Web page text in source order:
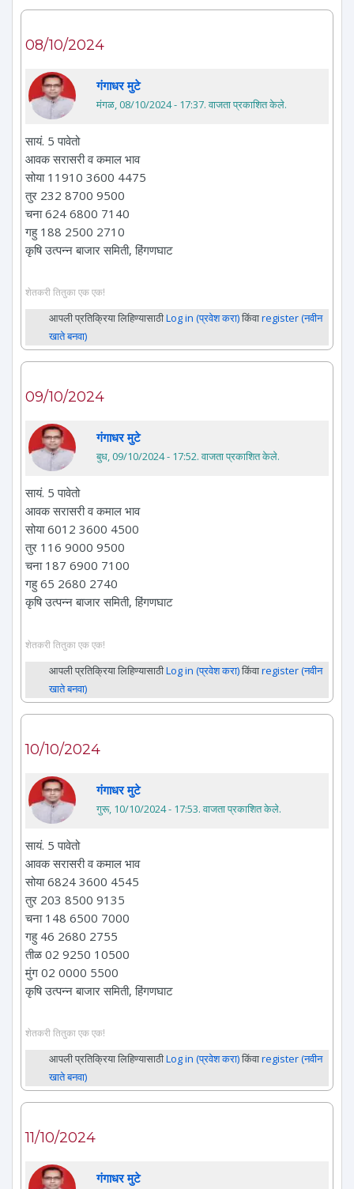
08/10/2024
गंगाधर मुटे
मंगळ, 08/10/2024 - 17:37. वाजता प्रकाशित केले.
सायं. 5 पावेतो
आवक सरासरी व कमाल भाव
सोया 11910 3600 4475
तुर 232 8700 9500
चना 624 6800 7140
गहु 188 2500 2710
कृषि उत्पन्न बाजार समिती, हिंगणघाट
शेतकरी तितुका एक एक!
आपली प्रतिक्रिया लिहिण्यासाठीLog in (प्रवेश करा)किंवाregister (नवीन
खाते बनवा)
09/10/2024
गंगाधर मुटे
बुध, 09/10/2024 - 17:52. वाजता प्रकाशित केले.
सायं. 5 पावेतो
आवक सरासरी व कमाल भाव
सोया 6012 3600 4500
तुर 116 9000 9500
चना 187 6900 7100
गहु 65 2680 2740
कृषि उत्पन्न बाजार समिती, हिंगणघाट
शेतकरी तितुका एक एक!
आपली प्रतिक्रिया लिहिण्यासाठीLog in (प्रवेश करा)किंवाregister (नवीन
खाते बनवा)
10/10/2024
गंगाधर मुटे
गुरू, 10/10/2024 - 17:53. वाजता प्रकाशित केले.
सायं. 5 पावेतो
आवक सरासरी व कमाल भाव
सोया 6824 3600 4545
तुर 203 8500 9135
चना 148 6500 7000
गहु 46 2680 2755
तीळ 02 9250 10500
मुंग 02 0000 5500
कृषि उत्पन्न बाजार समिती, हिंगणघाट
शेतकरी तितुका एक एक!
आपली प्रतिक्रिया लिहिण्यासाठीLog in (प्रवेश करा)किंवाregister (नवीन
खाते बनवा)
11/10/2024
गंगाधर मुटे